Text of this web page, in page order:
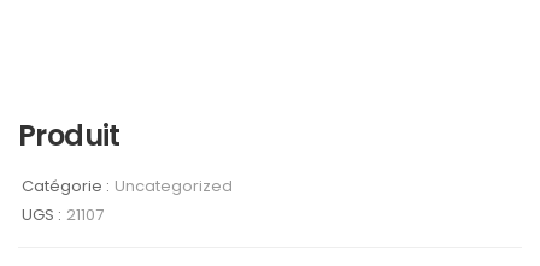
Produit
Catégorie : Uncategorized
UGS : 21107